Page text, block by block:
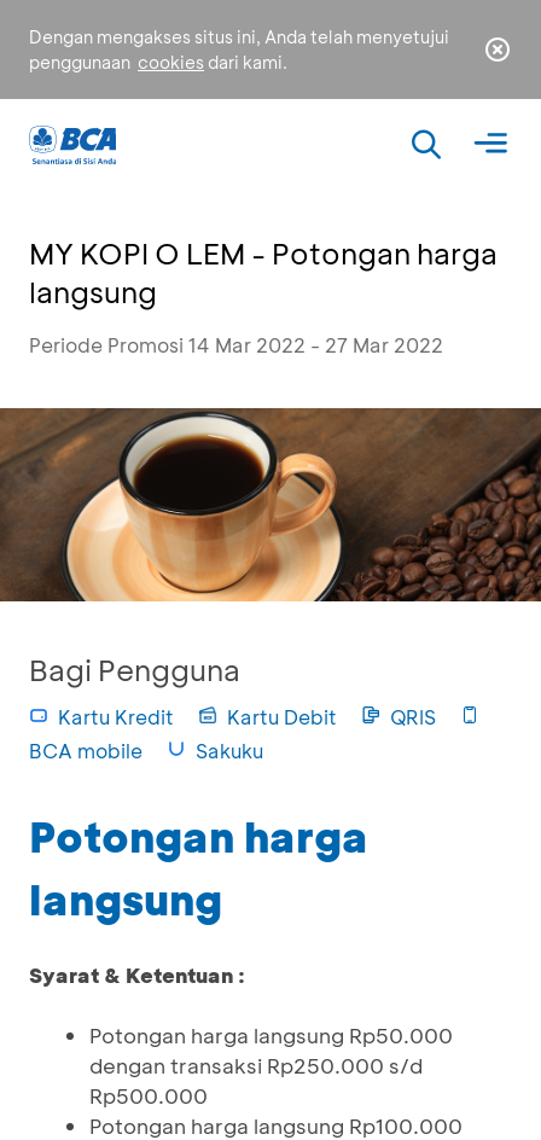
Dengan mengakses situs ini, Anda telah menyetujui
penggunaan cookies dari kami.
MY KOPI O LEM - Potongan harga
langsung
Periode Promosi 14 Mar 2022 - 27 Mar 2022
Bagi Pengguna
Kartu Kredit Kartu Debit
QRIS
BCA mobile
Sakuku
Potongan harga
langsung
Syarat & Ketentuan :
Potongan harga langsung Rp50.000
dengan transaksi Rp250.000 s/d
Rp500.000
Potongan harga langsung Rp100.000